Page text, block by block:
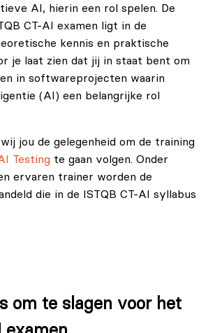
AI, hierin een rol spelen. De
CT-AI examen ligt in de
kennis en praktische
je laat zien dat jij in staat bent om
in softwareprojecten waarin
(AI) een belangrijke rol
jou de gelegenheid om de training
Testing te gaan volgen. Onder
ervaren trainer worden de
die in de ISTQB CT-AI syllabus
om te slagen voor het